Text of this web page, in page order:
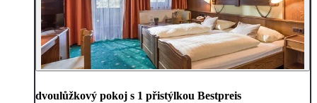
dvoulůžkový pokoj s 1 přistýlkou Bestpreis